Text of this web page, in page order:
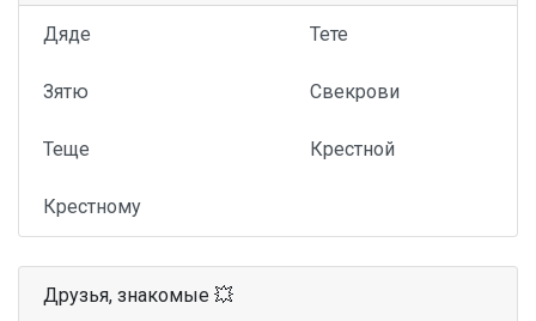
Дяде Тете
Зятю Свекрови
Теще Крестной
Крестному
Друзья, знакомые 💥